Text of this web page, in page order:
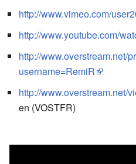
http://www.vimeo.com/
http://www.youtube.com/
http://www.overstream.net/
username=RemiR
http://www.overstream.net/
en (VOSTFR)